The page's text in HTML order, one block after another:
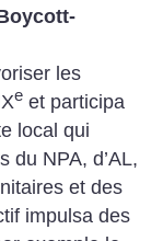
les
e et participa
local qui
du NPA, d’AL,
et des
impulsa des